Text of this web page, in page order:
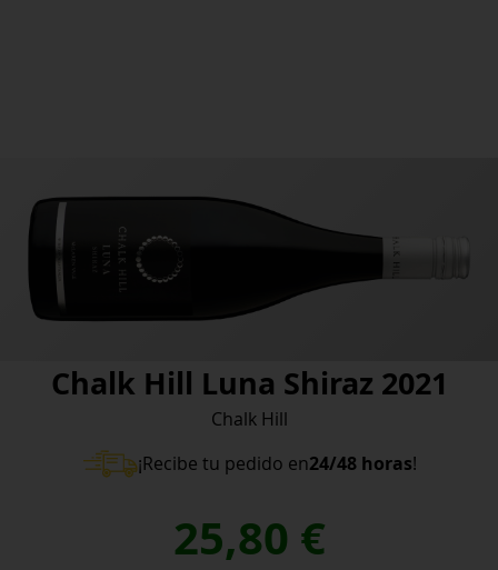
Chalk Hill Luna Shiraz 2021
Chalk Hill
¡Recibe tu pedido en24/48 horas!
25,80 €